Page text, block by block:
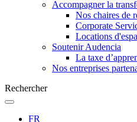
Accompagner la
Nos chaires de
Corporate
Locations
Soutenir Audencia
La taxe
Nos entreprises
Rechercher
FR